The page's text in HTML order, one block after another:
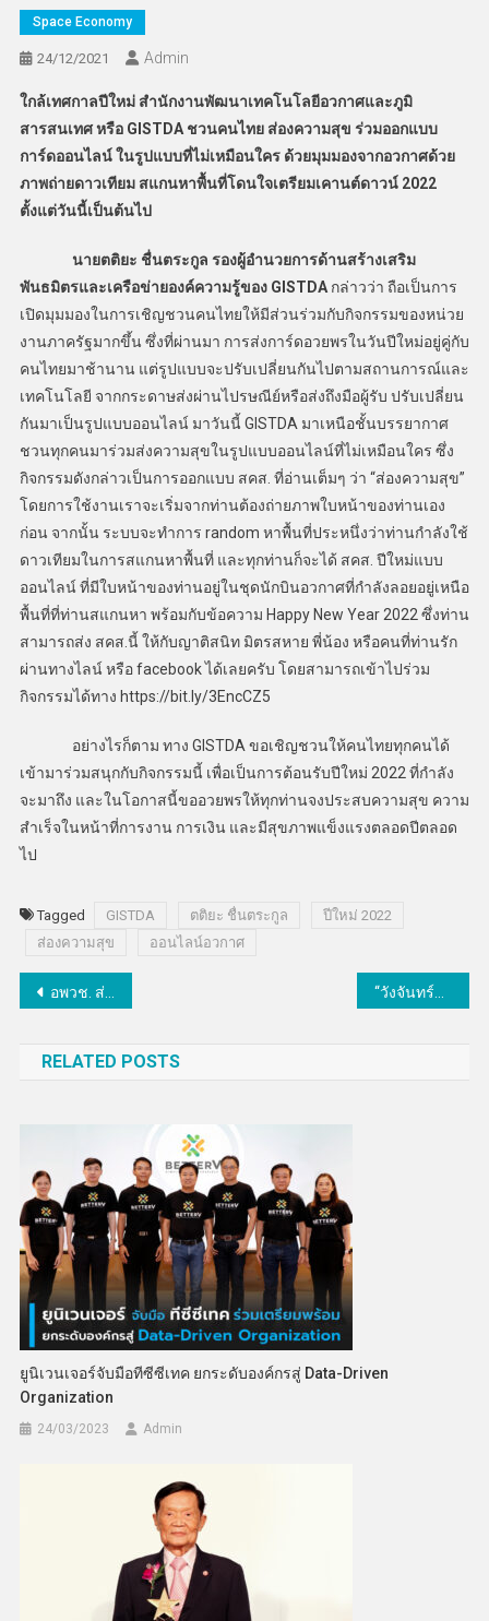
Space Economy
24/12/2021 Admin
ใกล้เทศกาลปีใหม่ สำนักงานพัฒนาเทคโนโลยีอวกาศและภูมิ
สารสนเทศ หรือ GISTDA ชวนคนไทย ส่องความสุข ร่วมออกแบบ
การ์ดออนไลน์ ในรูปแบบที่ไม่เหมือนใคร ด้วยมุมมองจากอวกาศด้วย
ภาพถ่ายดาวเทียม สแกนหาพื้นที่โดนใจเตรียมเคานต์ดาวน์ 2022
ตั้งแต่วันนี้เป็นต้นไป
นายตติยะ ชื่นตระกูล รองผู้อำนวยการด้านสร้างเสริม
พันธมิตรและเครือข่ายองค์ความรู้ของ GISTDAกล่าวว่า ถือเป็นการ
เปิดมุมมองในการเชิญชวนคนไทยให้มีส่วนร่วมกับกิจกรรมของหน่วย
งานภาครัฐมากขึ้น ซึ่งที่ผ่านมา การส่งการ์ดอวยพรในวันปีใหม่อยู่คู่กับ
คนไทยมาช้านาน แต่รูปแบบจะปรับเปลี่ยนกันไปตามสถานการณ์และ
เทคโนโลยี จากกระดาษส่งผ่านไปรษณีย์หรือส่งถึงมือผู้รับ ปรับเปลี่ยน
กันมาเป็นรูปแบบออนไลน์ มาวันนี้ GISTDA มาเหนือชั้นบรรยากาศ
ชวนทุกคนมาร่วมส่งความสุขในรูปแบบออนไลน์ที่ไม่เหมือนใคร ซึ่ง
กิจกรรมดังกล่าวเป็นการออกแบบ สคส. ที่อ่านเต็มๆ ว่า “ส่องความสุข”
โดยการใช้งานเราจะเริ่มจากท่านต้องถ่ายภาพใบหน้าของท่านเอง
ก่อน จากนั้น ระบบจะทำการ random หาพื้นที่ประหนึ่งว่าท่านกำลังใช้
ดาวเทียมในการสแกนหาพื้นที่ และทุกท่านก็จะได้ สคส. ปีใหม่แบบ
ออนไลน์ ที่มีใบหน้าของท่านอยู่ในชุดนักบินอวกาศที่กำลังลอยอยู่เหนือ
พื้นที่ที่ท่านสแกนหา พร้อมกับข้อความ Happy New Year 2022 ซึ่งท่าน
สามารถส่ง สคส.นี้ ให้กับญาติสนิท มิตรสหาย พี่น้อง หรือคนที่ท่านรัก
ผ่านทางไลน์ หรือ facebook ได้เลยครับ โดยสามารถเข้าไปร่วม
กิจกรรมได้ทาง https://bit.ly/3EncCZ5
อย่างไรก็ตาม ทาง GISTDA ขอเชิญชวนให้คนไทยทุกคนได้
เข้ามาร่วมสนุกกับกิจกรรมนี้ เพื่อเป็นการต้อนรับปีใหม่ 2022 ที่กำลัง
จะมาถึง และในโอกาสนี้ขออวยพรให้ทุกท่านจงประสบความสุข ความ
สำเร็จในหน้าที่การงาน การเงิน และมีสุขภาพแข็งแรงตลอดปีตลอด
ไป
Tagged GISTDA ตติยะ ชื่นตระกูล
ปีใหม่ 2022
ส่องความสุข
ออนไลน์อวกาศ
แนะแนว
อพวช. ส่งต่อความสุขต้อนรับปี 65มอบของขวัญปีใหม่ให้ประชาชนเข้าชมพิพิธภัณฑ์ทุกแห่ง ฟรี!
RELATED POSTS
ยูนิเวนเจอร์จับมือทีซีซีเทค ยกระดับองค์กรสู่ Data-Driven
Organization
24/03/2023 Admin